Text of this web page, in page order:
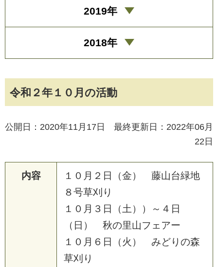
令和２年１０月の活動
公開日：2020年11月17日 最終更新日：2022年06月
22日
内容 １ ０ 月 ２ 日 （金） 藤山台緑地
８号草刈 り
１ ０ 月 ３ 日 （ 土 ） ） ～ ４ 日
（ 日 ） 秋の里山フ ェ アー
１ ０ 月 ６ 日 （ 火 ） みどり の森
草刈 り
2019年
2018年